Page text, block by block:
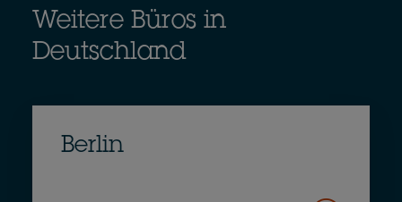
Weitere Büros in
Deutschland
Berlin